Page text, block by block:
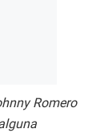
Romero